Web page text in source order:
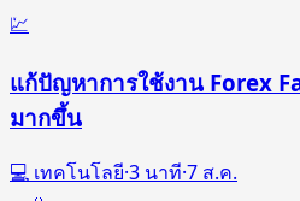
💹
แก้ปัญหาการใช้งาน Forex
มากขึ้น
💻 เทคโนโลยี·3 นาที·7 ส.ค.